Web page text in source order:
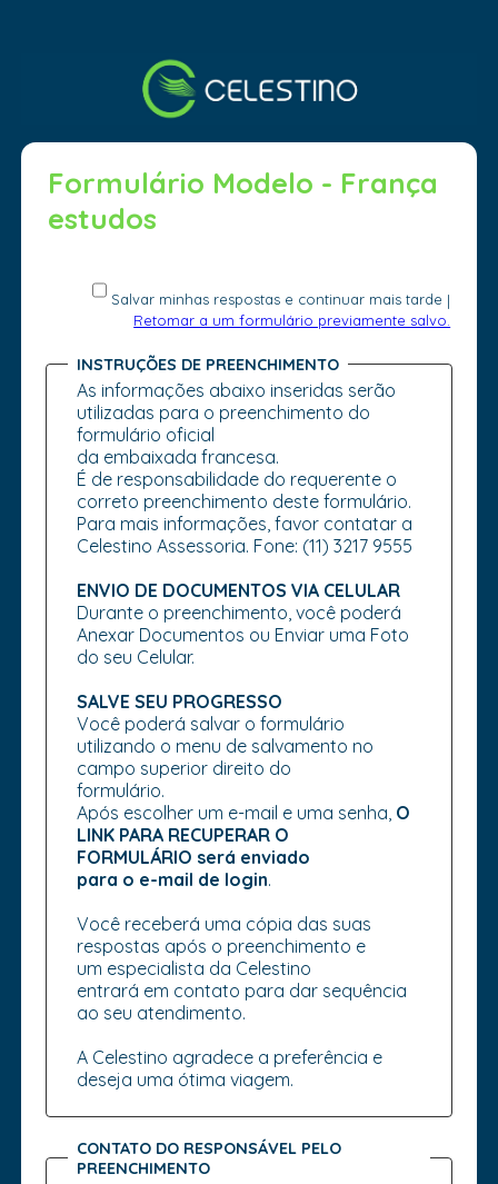
Formulário Modelo - França
estudos
Salvar minhas respostas e continuar mais tarde |
Retomar a um formulário previamente salvo.
INSTRUÇÕES DE PREENCHIMENTO
As informações abaixo inseridas serão
utilizadas para o preenchimento do
formulário oficial
da embaixada francesa.
É de responsabilidade do requerente o
correto preenchimento deste formulário.
Para mais informações, favor contatar a
Celestino Assessoria. Fone: (11) 3217 9555
ENVIO DE DOCUMENTOS VIA CELULAR
Durante o preenchimento, você poderá
Anexar Documentos ou Enviar uma Foto
do seu Celular.
SALVE SEU PROGRESSO
Você poderá salvar o formulário
utilizando o menu de salvamento no
campo superior direito do
formulário.
Após escolher um e-mail e uma senha, O
LINK PARA RECUPERAR O
FORMULÁRIO será enviado
para o e-mail de login.
Você receberá uma cópia das suas
respostas após o preenchimento e
um especialista da Celestino
entrará em contato para dar sequência
ao seu atendimento.
A Celestino agradece a preferência e
deseja uma ótima viagem.
CONTATO DO RESPONSÁVEL PELO
PREENCHIMENTO